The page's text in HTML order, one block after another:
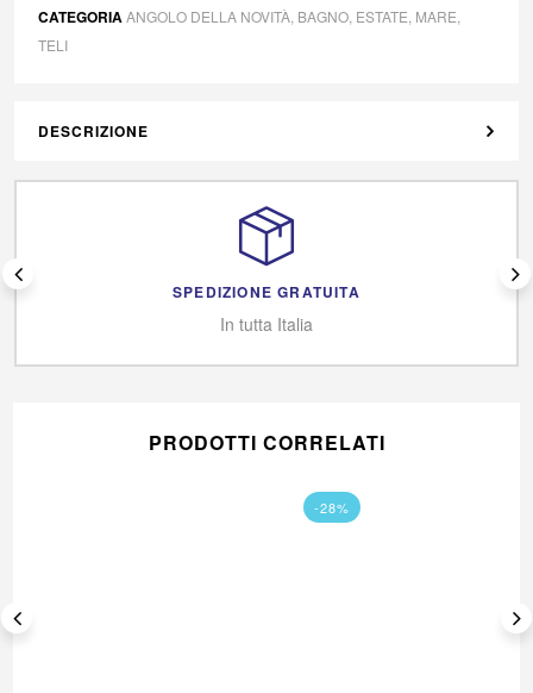
CATEGORIAANGOLO DELLA NOVITÀ BAGNO ESTATE MARE
TELI
DESCRIZIONE
SPEDIZIONE GRATUITA
In tutta Italia
PRODOTTI CORRELATI
-28%